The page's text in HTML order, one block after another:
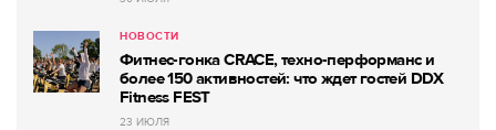
НОВОСТИ
Фитнес-гонка CRACE, техно-перформанс и
более 150 активностей: что ждет гостей DDX
Fitness FEST
23 ИЮЛЯ